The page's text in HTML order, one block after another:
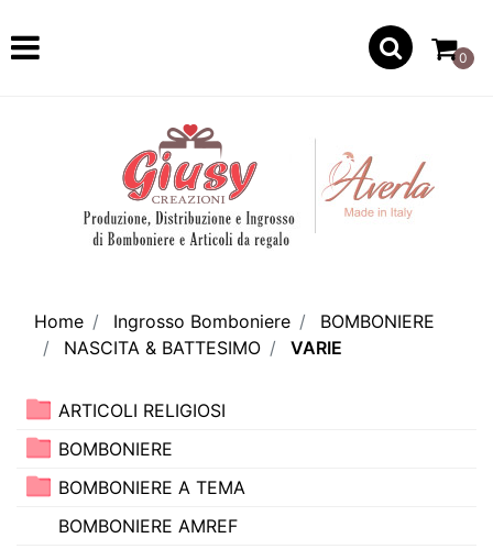
Open
0
Home Ingrosso Bomboniere
BOMBONIERE
NASCITA & BATTESIMO
VARIE
ARTICOLI RELIGIOSI
BOMBONIERE
BOMBONIERE A TEMA
BOMBONIERE AMREF